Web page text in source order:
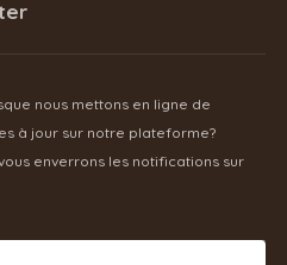
nous mettons en ligne de
à jour sur notre plateforme?
enverrons les notifications sur